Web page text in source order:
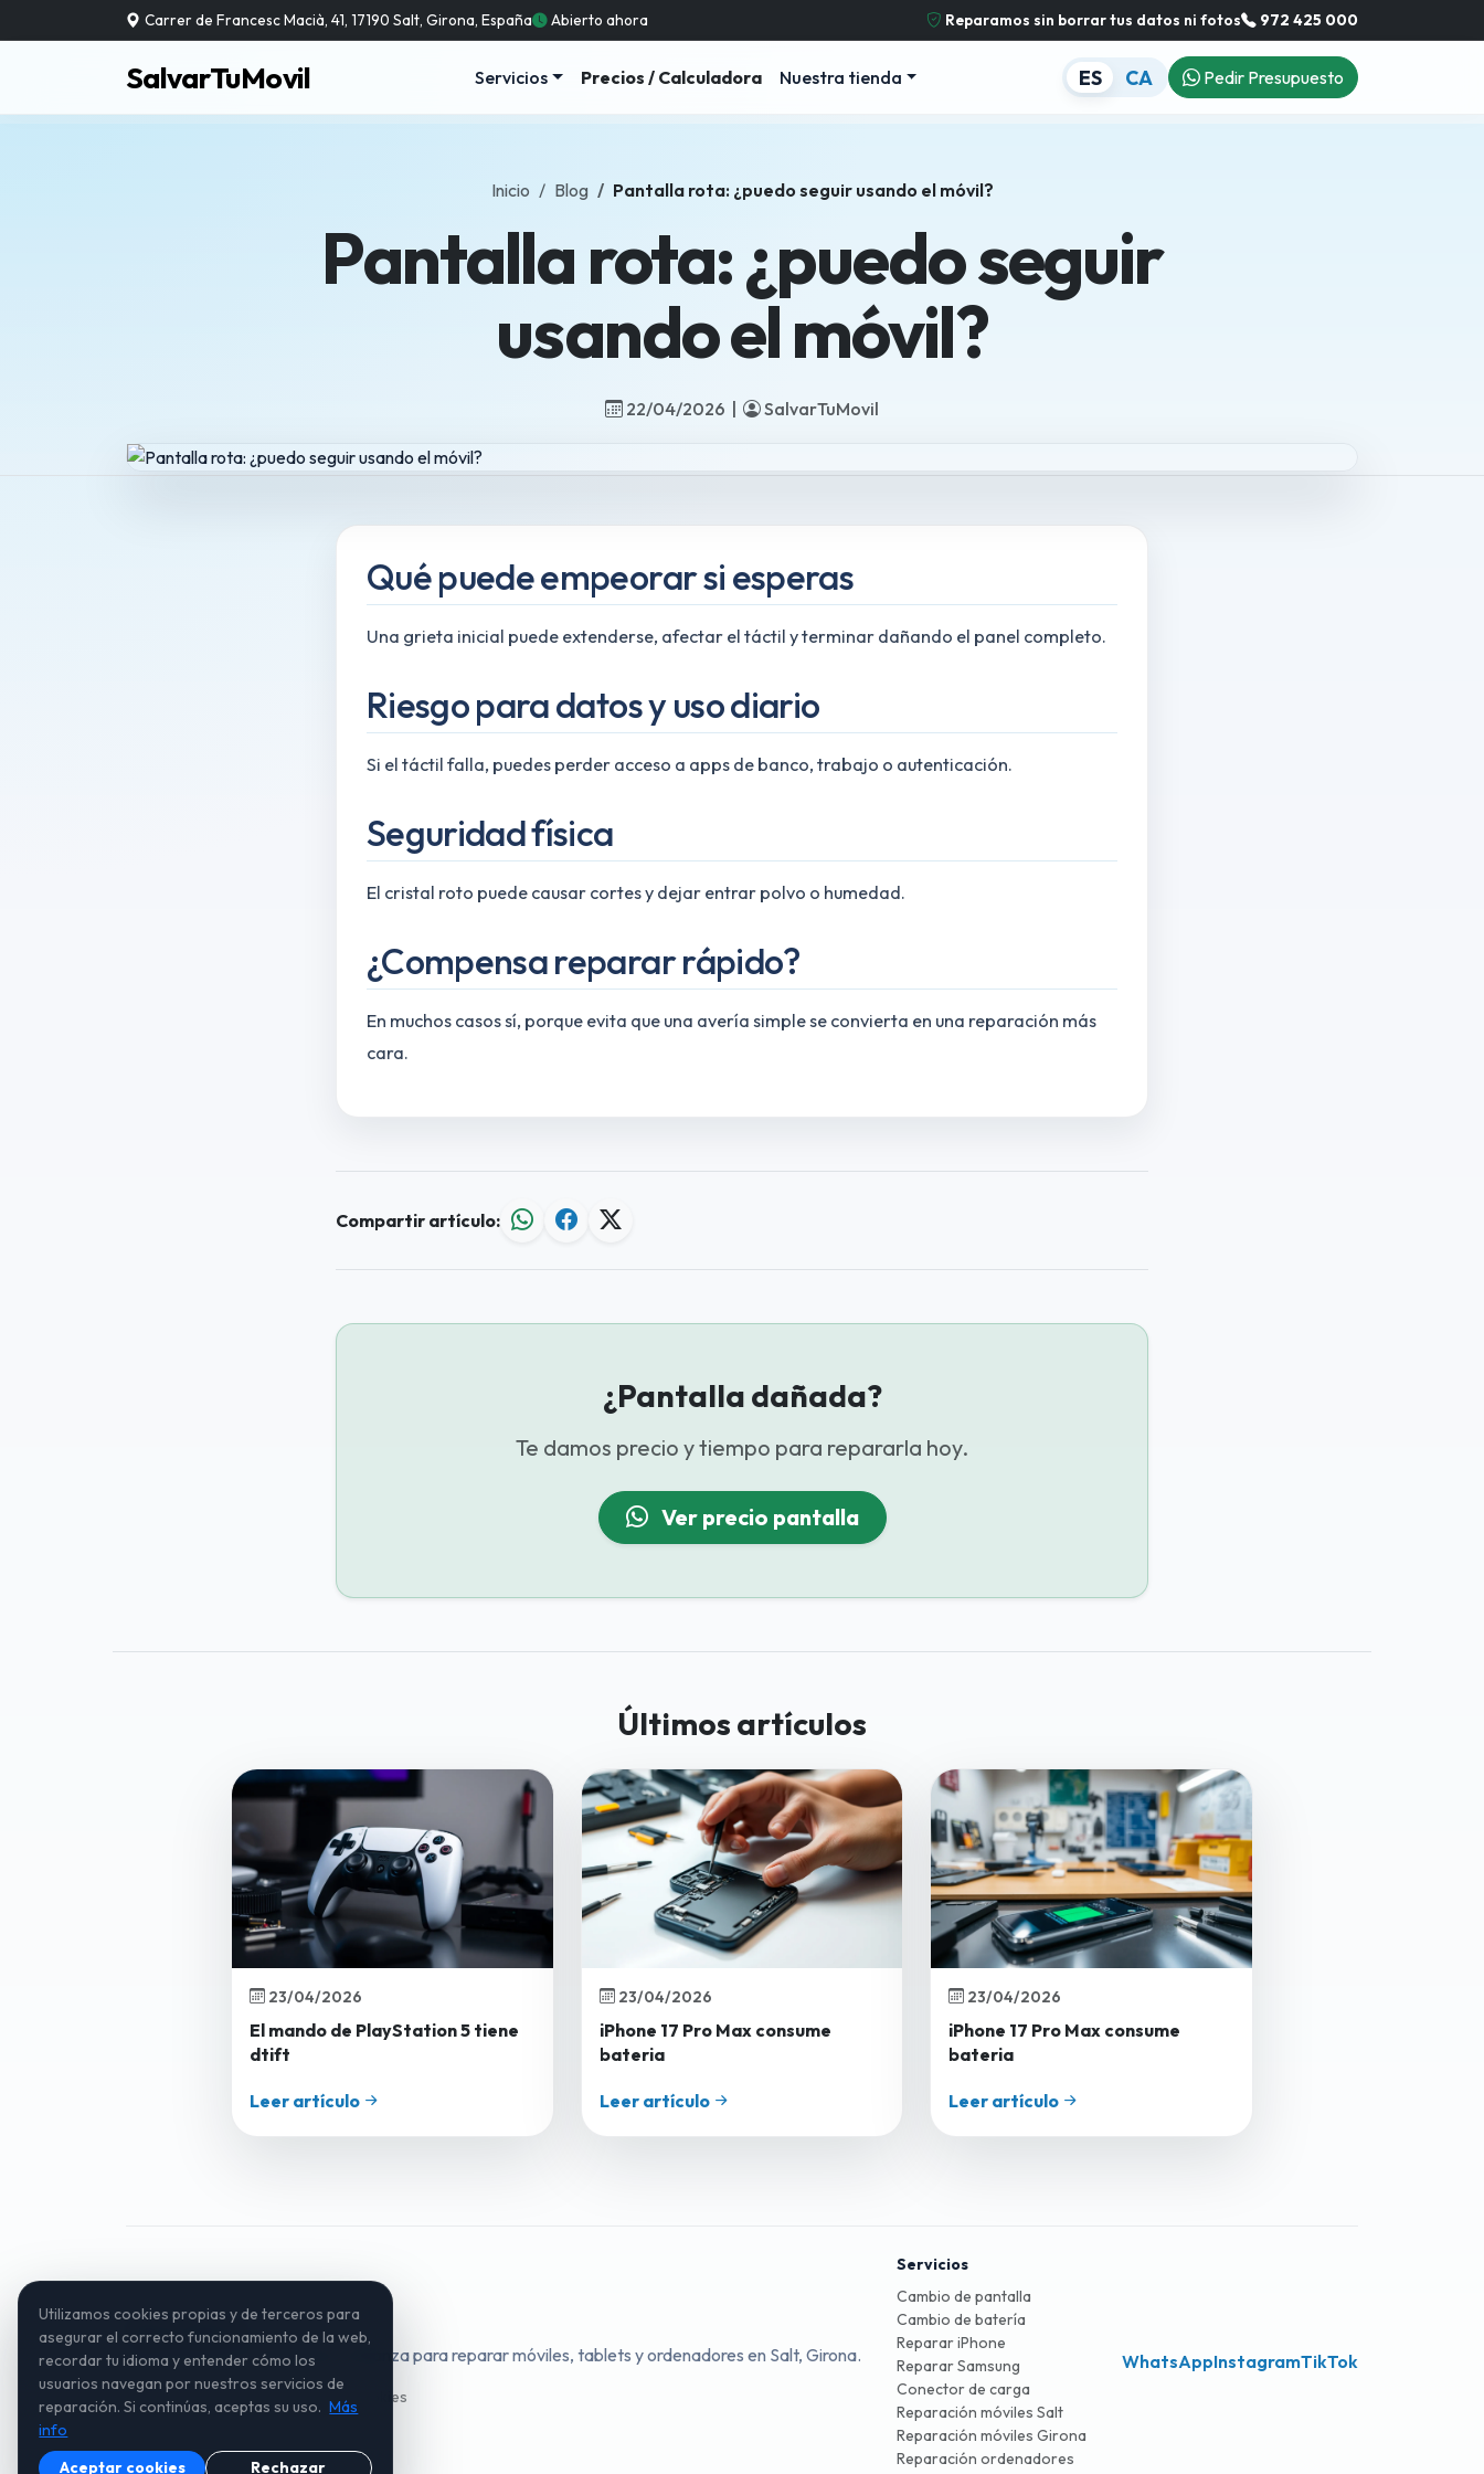
Carrer de Francesc Macià, 41, 17190 Salt, Girona, España Abierto ahora Reparamos sin borrar tus datos ni fotos 972 425 000
SalvarTuMovil Servicios Precios / Calculadora Nuestra tienda ES CA Pedir Presupuesto
Inicio Blog Pantalla rota: ¿puedo seguir usando el móvil?
Pantalla rota: ¿puedo seguir
usando el móvil?
22/04/2026 | SalvarTuMovil
Qué puede empeorar si esperas
Una grieta inicial puede extenderse, afectar el táctil y terminar dañando el panel completo.
Riesgo para datos y uso diario
Si el táctil falla, puedes perder acceso a apps de banco, trabajo o autenticación.
Seguridad física
El cristal roto puede causar cortes y dejar entrar polvo o humedad.
¿Compensa reparar rápido?
En muchos casos sí, porque evita que una avería simple se convierta en una reparación más
cara.
Compartir artículo:
¿Pantalla dañada?
Te damos precio y tiempo para repararla hoy.
Ver precio pantalla
Últimos artículos
23/04/2026
El mando de PlayStation 5 tiene
dtift
Leer artículo
23/04/2026
iPhone 17 Pro Max consume
bateria
Leer artículo
23/04/2026
iPhone 17 Pro Max consume
bateria
Leer artículo
SalvarTuMovil
SalvarTuMovil: Tu tienda de confianza para reparar móviles, tablets y ordenadores en Salt, Girona.
Política de Privacidad Política de Cookies
Servicios
Cambio de pantalla
Cambio de batería
Reparar iPhone
Reparar Samsung
Conector de carga
Reparación móviles Salt
Reparación móviles Girona
Reparación ordenadores
WhatsAppInstagramTikTok
Utilizamos cookies propias y de terceros para
asegurar el correcto funcionamiento de la web,
recordar tu idioma y entender cómo los
usuarios navegan por nuestros servicios de
reparación. Si continúas, aceptas su uso. Más
info
Aceptar cookies
Rechazar